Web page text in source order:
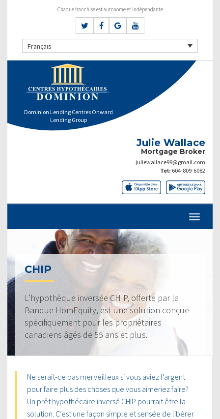
Chaque franchise est autonome et indépendante
Français
Dominion Lending Centres Onward
Lending Group
Julie Wallace
Mortgage Broker
juliewallace99@gmail.com
Tel: 604-809-6082
CHIP
L’hypothèque inversée CHIP, offerte par la
Banque HomEquity, est une solution conçue
spécifiquement pour les propriétaires
canadiens âgés de 55 ans et plus.
Ne serait-ce pas merveilleux si vous aviez l’argent
pour faire plus des choses que vous aimeriez faire?
Un prêt hypothécaire inversé CHIP pourrait être la
solution. C’est une façon simple et sensée de libérer